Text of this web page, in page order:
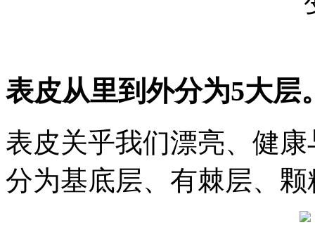
表皮从里到外分为5大层
表皮关乎我们漂亮、健
分为基底层、有棘层、